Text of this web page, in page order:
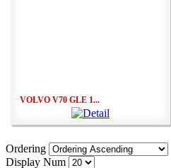
VOLVO V70 GLE 1...
Ordering
Display Num